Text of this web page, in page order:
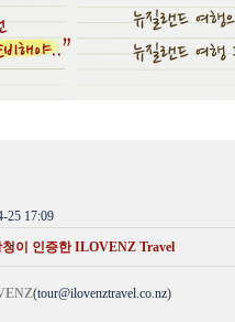
25 17:09
이 인증한 ILOVENZ Travel
(tour@ilovenztravel.co.nz)